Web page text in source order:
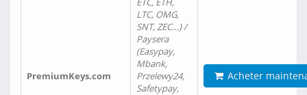
PremiumKeys.com
LTC, OMG,
SNT, ZEC…) /
Paysera
(Easypay,
Mbank,
Przelewy24,
Safetypay,
Acheter